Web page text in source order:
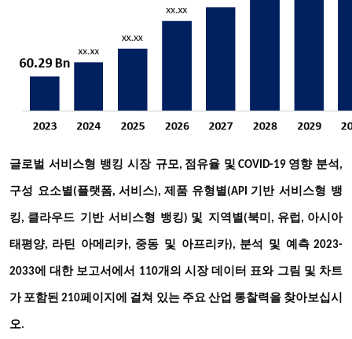
글로벌 서비스형 뱅킹 시장 규모, 점유율 및COVID-19 영향 분석 ,
구성 요소별 (플랫폼, 서비스), 제품 유형별 (API 기반 서비스형 뱅
킹, 클라우드 기반 서비스형 뱅킹) 및 지역별 (북미 , 유럽 , 아시아
태평양, 라틴 아메리카, 중동 및 아프리카), 분석 및 예측 2023-
2033에 대한 보고서에서 110개의 시장 데이터 표와 그림 및 차트
가 포함된 210페이지에 걸쳐 있는 주요 산업 통찰력을 찾아보십시
오.